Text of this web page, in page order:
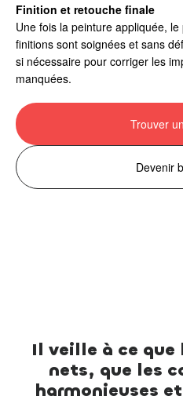
Finition et retouche finale
Une fois la peinture appliquée, le
finitions sont soignées et sans
si nécessaire pour corriger les
manquées.
Trouver
Devenir
Il veille à ce que
nets, que les
harmonieuses